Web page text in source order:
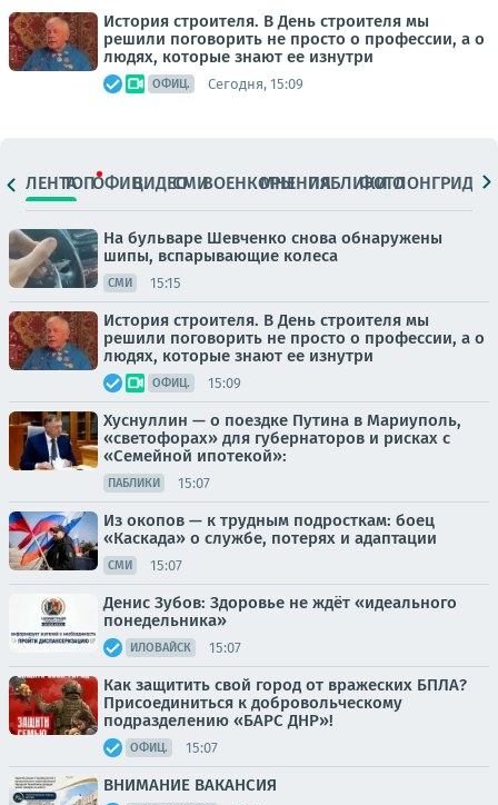
История строителя. В День строителя мы
решили поговорить не просто о профессии, а о
людях, которые знают ее изнутри
ОФИЦ. Сегодня, 15:09
ЛЕНТАТОПОФИЦ.ВИДЕОСМИВОЕНКОРЫМНЕНИЯПАБЛИКИ
ФОТОЛОНГРИДЫ
На бульваре Шевченко снова обнаружены
шипы, вспарывающие колеса
СМИ 15:15
История строителя. В День строителя мы
решили поговорить не просто о профессии, а о
людях, которые знают ее изнутри
ОФИЦ. 15:09
Хуснуллин — о поездке Путина в Мариуполь,
«светофорах» для губернаторов и рисках с
«Семейной ипотекой»:
ПАБЛИКИ 15:07
Из окопов — к трудным подросткам: боец
«Каскада» о службе, потерях и адаптации
СМИ 15:07
Денис Зубов: Здоровье не ждёт «идеального
понедельника»
ИЛОВАЙСК 15:07
Как защитить свой город от вражеских БПЛА?
Присоединиться к добровольческому
подразделению «БАРС ДНР»!
ОФИЦ. 15:07
ВНИМАНИЕ ВАКАНСИЯ